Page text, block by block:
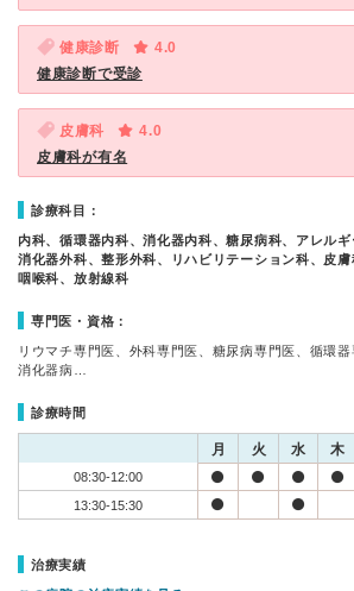
健康診断
4.0
健康診断で受診
皮膚科
4.0
皮膚科が有名
診療科目：
内科、循環器内科、消化器内科、糖尿病科、アレルギ
消化器外科、整形外科、リハビリテーション科、皮
咽喉科、放射線科
専門医・資格：
リウマチ専門医、外科専門医、糖尿病専門医、循環器
消化器病…
診療時間
月 火 水 木
08:30-12:00
13:30-15:30
治療実績